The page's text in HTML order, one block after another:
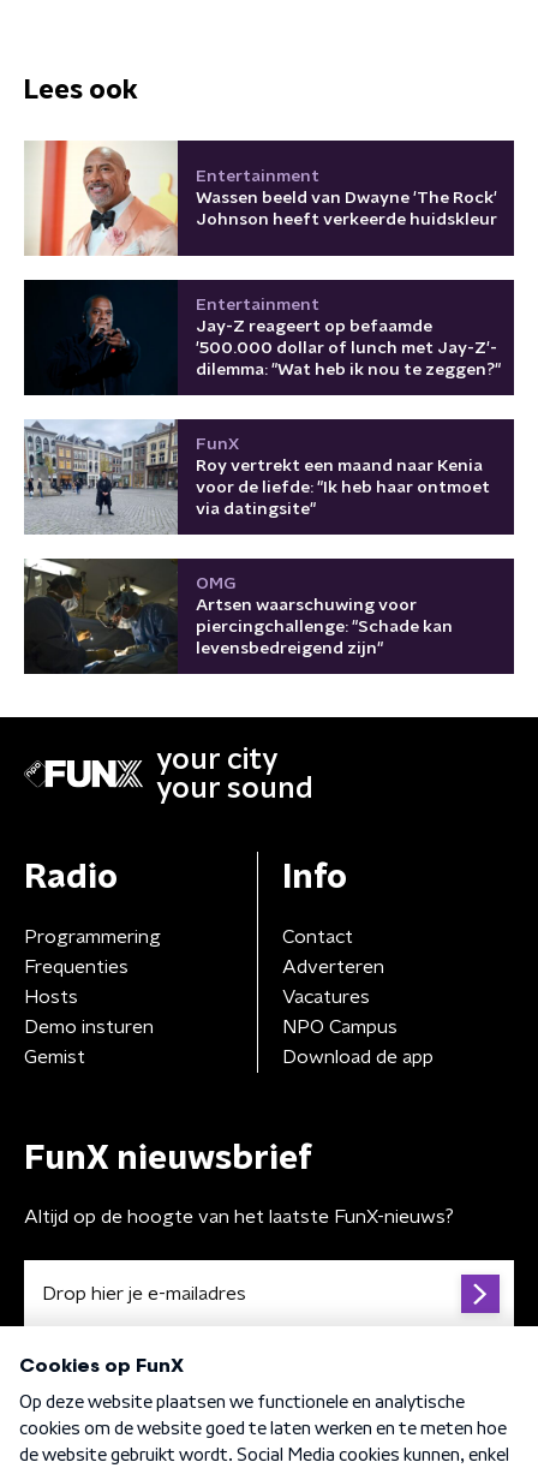
Lees ook
Entertainment
Wassen beeld van Dwayne 'The Rock'
Johnson heeft verkeerde huidskleur
Entertainment
Jay-Z reageert op befaamde
'500.000 dollar of lunch met Jay-Z'-
dilemma: "Wat heb ik nou te zeggen?"
FunX
Roy vertrekt een maand naar Kenia
voor de liefde: "Ik heb haar ontmoet
via datingsite"
OMG
Artsen waarschuwing voor
piercingchallenge: "Schade kan
levensbedreigend zijn"
your city
your sound
Radio
Programmering
Frequenties
Hosts
Demo insturen
Gemist
Info
Contact
Adverteren
Vacatures
NPO Campus
Download de app
FunX nieuwsbrief
Altijd op de hoogte van het laatste FunX-nieuws?